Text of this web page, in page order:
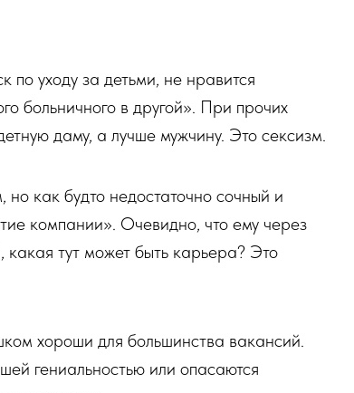
по уходу за детьми, не нравится
больничного в другой». При прочих
даму, а лучше мужчину. Это сексизм.
как будто недостаточно сочный и
компании». Очевидно, что ему через
тут может быть карьера? Это
хороши для большинства вакансий.
гениальностью или опасаются